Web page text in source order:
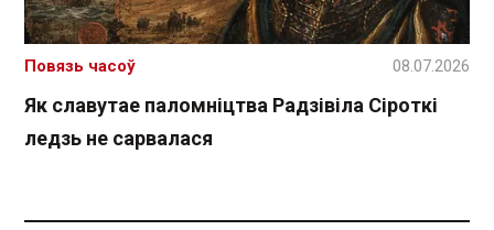
Як славутае паломніцтва Радзівіла Сіроткі
ледзь не сарвалася
Повязь часоў 08.07.2026